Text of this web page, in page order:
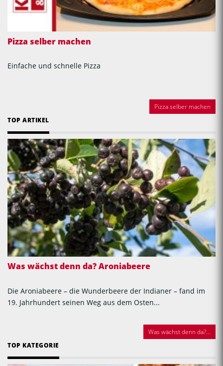
Pizza selber machen
Einfache und schnelle Pizza
Pizza selber machen
TOP ARTIKEL
Was wächst denn da? Aroniabeere
Die Aroniabeere – die Wunderbeere der Indianer – fand im
19. Jahrhundert seinen Weg aus dem Osten...
Was wächst denn da?...
TOP KATEGORIE